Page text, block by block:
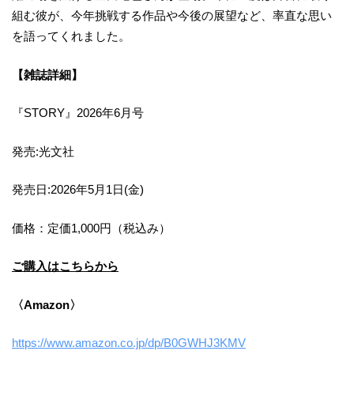
組む彼が、今年挑戦する作品や今後の展望など、率直な思い
を語ってくれました。
【雑誌詳細】
『STORY』2026年6月号
発売:光文社
発売日:2026年5月1日(金)
価格：定価1,000円（税込み）
ご購入はこちらから
〈Amazon〉
https://www.amazon.co.jp/dp/B0GWHJ3KMV